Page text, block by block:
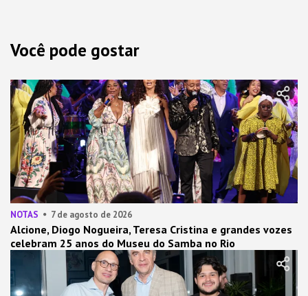
Você pode gostar
NOTAS 7 de agosto de 2026
Alcione, Diogo Nogueira, Teresa Cristina e grandes vozes
celebram 25 anos do Museu do Samba no Rio